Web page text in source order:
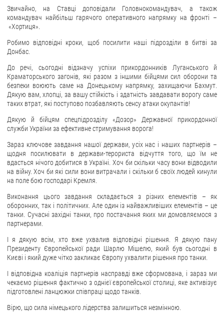
Запит на отримання публічної інформації
Облік публічної інформації
Питання запобігання корупції
Публічні закупівлі
Внутрішній аудит
ДЕРЖАВНИЙ РЕЄСТР САНКЦІЙ
Звичайно, на Ставці доповідали Головнокомандувач, а також
командувач найбільш гарячого оперативного напрямку на фронті –
«Хортиця».
Робимо відповідні кроки, щоб посилити наші підрозділи в битві за
Донбас.
До речі, сьогодні відзначу успіхи прикордонників Луганського й
Краматорського загонів, які разом з іншими бійцями сил оборони та
безпеки воюють саме на Донецькому напрямку, захищаючи Бахмут.
Дякую вам, хлопці, за вашу стійкість і здатність завдавати ворогу саме
таких втрат, які поступово позбавляють сенсу атаки окупантів!
Дякую й бійцям спецпідрозділу «Дозор» Державної прикордонної
служби України за ефективне стримування ворога!
Зараз ключове завдання нашої держави, усіх нас і наших партнерів –
щодня посилювати в держави-терориста відчуття того, що їм не
вдасться нічого добитися в Україні. Хоч би скільки часу вони відводили
на війну. Хоч би які сили вони витрачали і скільки б своїх людей кинули
на поле бою господарі Кремля.
Виконання цього завдання складається з різних елементів – як
оборонних, так і політичних. Але один із найважливіших елементів – це
танки. Сучасні західні танки, про постачання яких ми домовляємося з
партнерами.
І я дякую всім, хто вже ухвалив відповідні рішення. Я дякую пану
Президенту Європейської ради Шарлю Мішелю, який був сьогодні в
Києві і який дуже чітко закликає Європу ухвалити рішення про танки.
І відповідна коаліція партнерів насправді вже сформована, і зараз ми
чекаємо рішення фактично з однієї європейської столиці, яке активізує
підготовлені ланцюжки співпраці щодо танків.
Вірю, що сила німецького лідерства залишиться незмінною.